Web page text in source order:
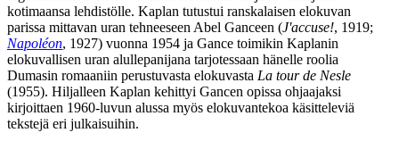
kotimaansa lehdistölle. Kaplan tutustui ranskalaisen elokuvan
parissa mittavan uran tehneeseen Abel Ganceen (J'accuse!, 1919;
Napoléon, 1927) vuonna 1954 ja Gance toimikin Kaplanin
elokuvallisen uran alullepanijana tarjotessaan hänelle roolia
Dumasin romaaniin perustuvasta elokuvasta La tour de Nesle
(1955). Hiljalleen Kaplan kehittyi Gancen opissa ohjaajaksi
kirjoittaen 1960‑luvun alussa myös elokuvantekoa käsitteleviä
tekstejä eri julkaisuihin.